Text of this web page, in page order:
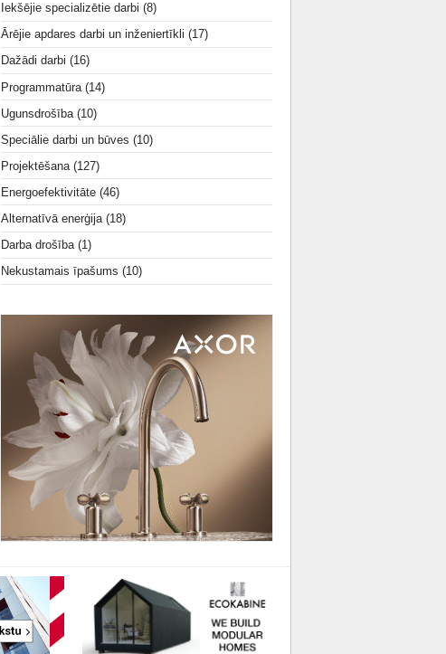
Iekšējie specializētie darbi (8)
Ārējie apdares darbi un inženiertīkli (17)
Dažādi darbi (16)
Programmatūra (14)
Ugunsdrošība (10)
Speciālie darbi un būves (10)
Projektēšana (127)
Energoefektivitāte (46)
Alternatīvā enerģija (18)
Darba drošība (1)
Nekustamais īpašums (10)